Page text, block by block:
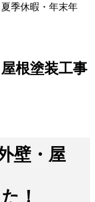
季休暇・年末年
根塗装工事
壁・屋
！